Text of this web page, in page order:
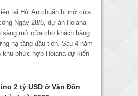
tại Hội An chuẩn bị mở cửa
Ngày 28/6, dự án Hoiana
sàng mở cửa cho khách hàng
hạ tầng đầu tiên. Sau 4 năm
khu phức hợp Hoiana dự kiến
2 tỷ USD ở Vân Đồn